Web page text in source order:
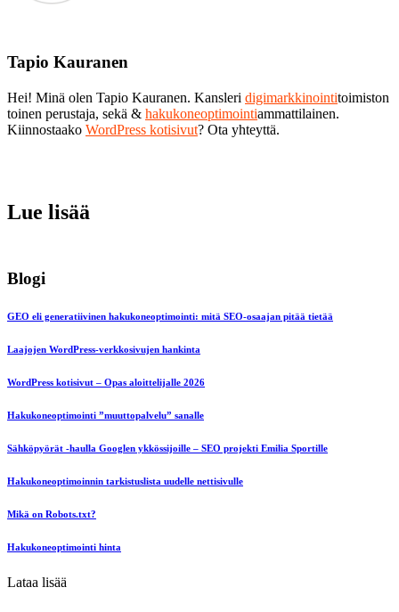
Tapio Kauranen
Hei! Minä olen Tapio Kauranen. Kansleri digimarkkinointitoimiston
toinen perustaja, sekä & hakukoneoptimointiammattilainen.
Kiinnostaako WordPress kotisivut? Ota yhteyttä.
Lue lisää
Blogi
GEO eli generatiivinen hakukoneoptimointi: mitä SEO-osaajan pitää tietää
Laajojen WordPress-verkkosivujen hankinta
WordPress kotisivut – Opas aloittelijalle 2026
Hakukoneoptimointi ”muuttopalvelu” sanalle
Sähköpyörät -haulla Googlen ykkössijoille – SEO projekti Emilia Sportille
Hakukoneoptimoinnin tarkistuslista uudelle nettisivulle
Mikä on Robots.txt?
Hakukoneoptimointi hinta
Lataa lisää